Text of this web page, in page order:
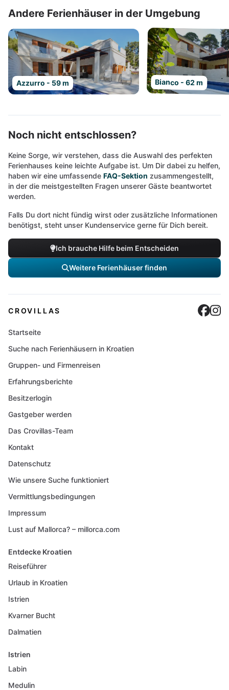
Andere Ferienhäuser in der Umgebung
Azzurro - 59 m Bianco - 62 m
Noch nicht entschlossen?
Keine Sorge, wir verstehen, dass die Auswahl des perfekten
Ferienhauses keine leichte Aufgabe ist. Um Dir dabei zu helfen,
haben wir eine umfassende FAQ-Sektion zusammengestellt,
in der die meistgestellten Fragen unserer Gäste beantwortet
werden.
Falls Du dort nicht fündig wirst oder zusätzliche Informationen
benötigst, steht unser Kundenservice gerne für Dich bereit.
Ich brauche Hilfe beim Entscheiden
Weitere Ferienhäuser finden
CROVILLAS
Startseite
Suche nach Ferienhäusern in Kroatien
Gruppen- und Firmenreisen
Erfahrungsberichte
Besitzerlogin
Gastgeber werden
Das Crovillas-Team
Kontakt
Datenschutz
Wie unsere Suche funktioniert
Vermittlungsbedingungen
Impressum
Lust auf Mallorca? – millorca.com
Entdecke Kroatien
Reiseführer
Urlaub in Kroatien
Istrien
Kvarner Bucht
Dalmatien
Istrien
Labin
Medulin